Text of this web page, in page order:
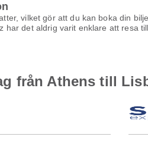
vilket gör att du kan boka din
det aldrig varit enklare att resa
från Athens till